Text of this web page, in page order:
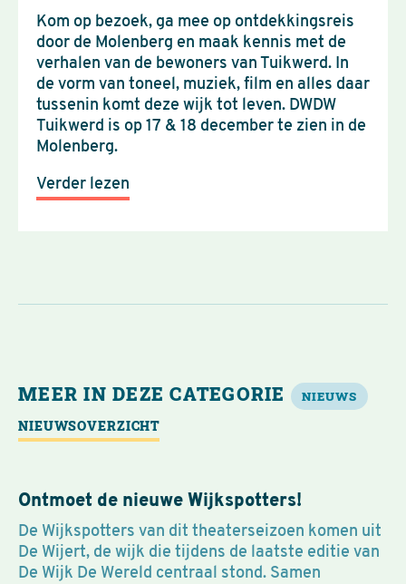
Kom op bezoek, ga mee op ontdekkingsreis
door de Molenberg en maak kennis met de
verhalen van de bewoners van Tuikwerd. In
de vorm van toneel, muziek, film en alles daar
tussenin komt deze wijk tot leven. DWDW
Tuikwerd is op 17 & 18 december te zien in de
Molenberg.
Verder lezen
MEER IN DEZE CATEGORIE NIEUWS
NIEUWSOVERZICHT
Ontmoet de nieuwe Wijkspotters!
De Wijkspotters van dit theaterseizoen komen uit
De Wijert, de wijk die tijdens de laatste editie van
De Wijk De Wereld centraal stond. Samen